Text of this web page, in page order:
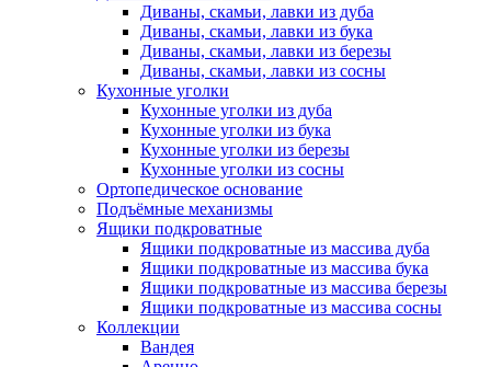
Диваны, скамьи, лавки из дуба
Диваны, скамьи, лавки из бука
Диваны, скамьи, лавки из березы
Диваны, скамьи, лавки из сосны
Кухонные уголки
Кухонные уголки из дуба
Кухонные уголки из бука
Кухонные уголки из березы
Кухонные уголки из сосны
Ортопедическое основание
Подъёмные механизмы
Ящики подкроватные
Ящики подкроватные из массива дуба
Ящики подкроватные из массива бука
Ящики подкроватные из массива березы
Ящики подкроватные из массива сосны
Коллекции
Вандея